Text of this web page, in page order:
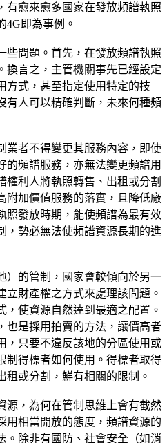
有愈來愈多國家在發放頻譜執照
4G即為事例。
些問題。首先，在發放頻譜執照
換言之，主管機關事先已經設定
方式，甚至指定使用特定的技
有人可以精確判斷，未來何種頻
業者不得變更其服務內容，即使
的頻譜服務，亦無法變更頻譜用
權利人將執照轉售、出租或分割
附加價值服務的落實，且降低廠
照發放時期，能使頻譜為最有效
，勢必無法使頻譜資源長期的進
）的管制，國家會較傾向於另一
立財產權之方式來處理該問題。
，使資源自然達到最適之配置。
也是採用拍賣的方法，讓價高者
，只要不違反該地的分區使用或
制得標者如何使用。得標者取得
租或分割，鮮有相關的限制。
源，為何在管制思維上會有截然
用相當開放的態度，頻譜資源的
。除非有國防、社會安全（如消